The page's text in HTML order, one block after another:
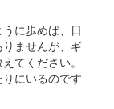
に歩めば、日
ませんが、ギ
てください。
にいるのです